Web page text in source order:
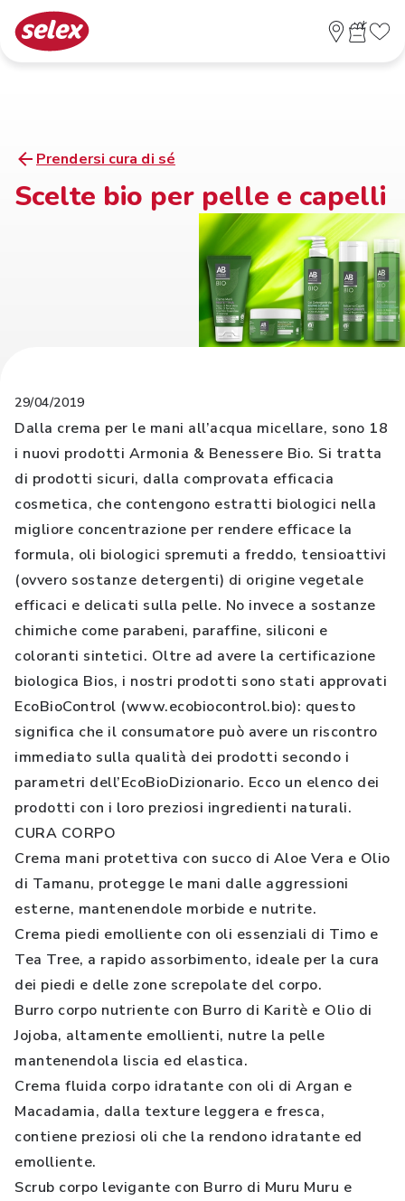
Prendersi cura di sé
Scelte bio per pelle e capelli
29/04/2019
Dalla crema per le mani all’acqua micellare, sono 18
i nuovi prodotti Armonia & Benessere Bio. Si tratta
di prodotti sicuri, dalla comprovata efficacia
cosmetica, che contengono estratti biologici nella
migliore concentrazione per rendere efficace la
formula, oli biologici spremuti a freddo, tensioattivi
(ovvero sostanze detergenti) di origine vegetale
efficaci e delicati sulla pelle. No invece a sostanze
chimiche come parabeni, paraffine, siliconi e
coloranti sintetici. Oltre ad avere la certificazione
biologica Bios, i nostri prodotti sono stati approvati
EcoBioControl (www.ecobiocontrol.bio): questo
significa che il consumatore può avere un riscontro
immediato sulla qualità dei prodotti secondo i
parametri dell’EcoBioDizionario. Ecco un elenco dei
prodotti con i loro preziosi ingredienti naturali.
CURA CORPO
Crema mani protettiva con succo di Aloe Vera e Olio
di Tamanu, protegge le mani dalle aggressioni
esterne, mantenendole morbide e nutrite.
Crema piedi emolliente con oli essenziali di Timo e
Tea Tree, a rapido assorbimento, ideale per la cura
dei piedi e delle zone screpolate del corpo.
Burro corpo nutriente con Burro di Karitè e Olio di
Jojoba, altamente emollienti, nutre la pelle
mantenendola liscia ed elastica.
Crema fluida corpo idratante con oli di Argan e
Macadamia, dalla texture leggera e fresca,
contiene preziosi oli che la rendono idratante ed
emolliente.
Scrub corpo levigante con Burro di Muru Muru e